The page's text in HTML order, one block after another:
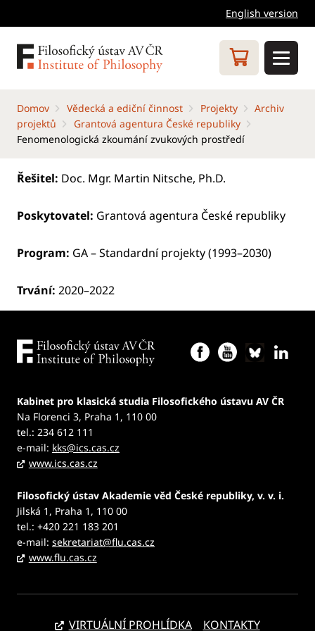
English version
Domov Vědecká a ediční činnost Projekty
Archiv
projektů
Grantová agentura České republiky
Fenomenologická zkoumání zvukových prostředí
Řešitel: Doc. Mgr. Martin Nitsche, Ph.D.
Poskytovatel: Grantová agentura České republiky
Program: GA – Standardní projekty (1993–2030)
Trvání: 2020–2022
Kabinet pro klasická studia Filosofického ústavu AV ČR
Na Florenci 3, Praha 1, 110 00
tel.: 234 612 111
e-mail: kks@ics.cas.cz
www.ics.cas.cz
Filosofický ústav Akademie věd České republiky, v. v. i.
Jilská 1, Praha 1, 110 00
tel.: +420 221 183 201
e-mail: sekretariat@flu.cas.cz
www.flu.cas.cz
VIRTUÁLNÍ PROHLÍDKA KONTAKTY